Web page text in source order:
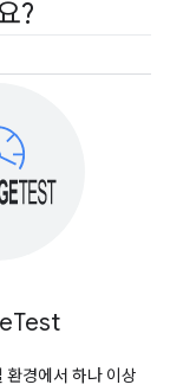
?
Test
환경에서 하나 이상